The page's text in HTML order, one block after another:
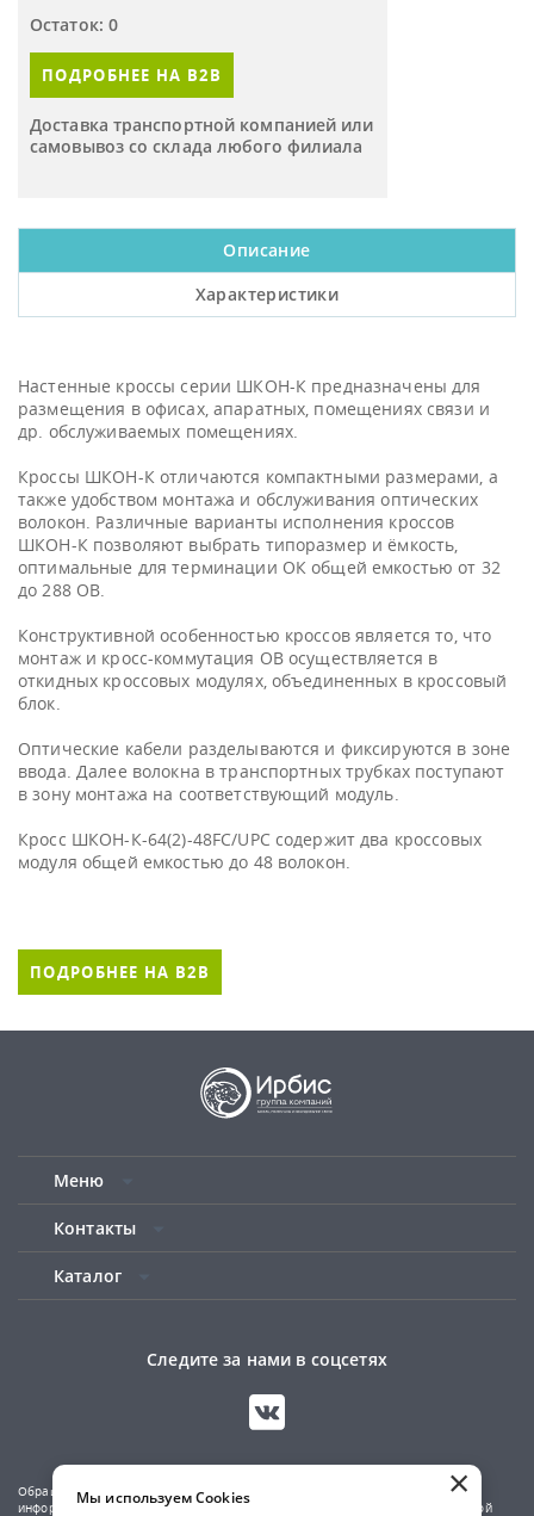
Остаток: 0
ПОДРОБНЕЕ НА B2B
Доставка транспортной компанией или
самовывоз со склада любого филиала
Описание
Характеристики
Настенные кроссы серии ШКОН-К предназначены для
размещения в офисах, апаратных, помещениях связи и
др. обслуживаемых помещениях.
Кроссы ШКОН-К отличаются компактными размерами, а
также удобством монтажа и обслуживания оптических
волокон. Различные варианты исполнения кроссов
ШКОН-К позволяют выбрать типоразмер и ёмкость,
оптимальные для терминации ОК общей емкостью от 32
до 288 ОВ.
Конструктивной особенностью кроссов является то, что
монтаж и кросс-коммутация ОВ осуществляется в
откидных кроссовых модулях, объединенных в кроссовый
блок.
Оптические кабели разделываются и фиксируются в зоне
ввода. Далее волокна в транспортных трубках поступают
в зону монтажа на соответствующий модуль.
Кросс ШКОН-К-64(2)-48FC/UPC содержит два кроссовых
модуля общей емкостью до 48 волокон.
ПОДРОБНЕЕ НА B2B
Меню
Контакты
Каталог
Следите за нами в соцсетях
Обращаем ваше внимание на то, что данный сайт носит исключительно
информационный характер и не является публичной офертой, определяемой
×
Мы используем Cookies